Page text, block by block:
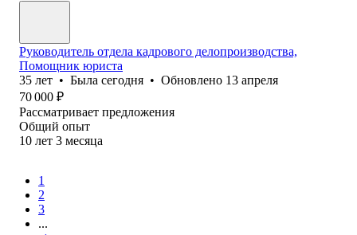
Руководитель отдела кадрового делопроизводства,
Помощник юриста
35 лет • Была сегодня • Обновлено 13 апреля
70 000 ₽
Рассматривает предложения
Общий опыт
10 лет 3 месяца
1
2
3
...